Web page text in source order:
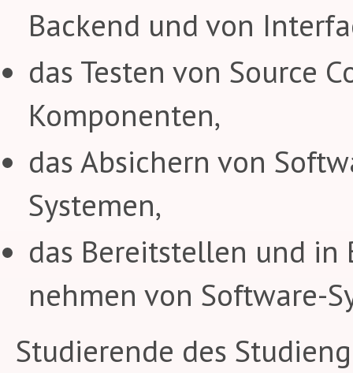
Backend und von
das Testen von Source
Komponenten,
das Absichern von
Systemen,
das Bereitstellen und in
nehmen von Software-
Studierende des